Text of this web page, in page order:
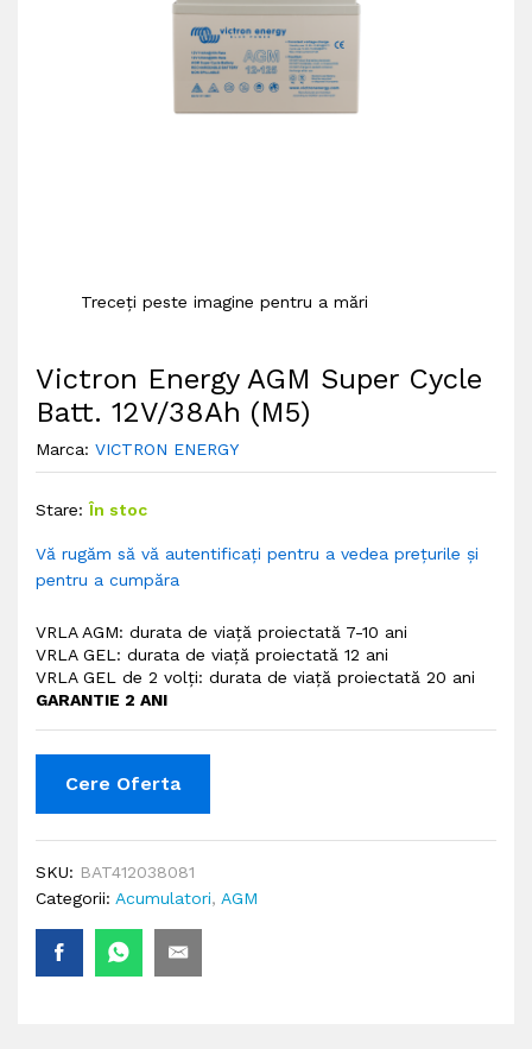
Treceți peste imagine pentru a mări
Victron Energy AGM Super Cycle
Batt. 12V/38Ah (M5)
Marca: VICTRON ENERGY
Stare: În stoc
Vă rugăm să vă autentificați pentru a vedea prețurile și
pentru a cumpăra
VRLA AGM: durata de viaţă proiectată 7-10 ani
VRLA GEL: durata de viaţă proiectată 12 ani
VRLA GEL de 2 volţi: durata de viaţă proiectată 20 ani
GARANTIE 2 ANI
Cere Oferta
SKU: BAT412038081
Categorii: Acumulatori, AGM